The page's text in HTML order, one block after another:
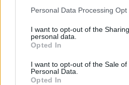
Please note that this website/app
not limited to your visit or usage
grant or deny consent to Google
use your data for below specified
consent section.
Personal Data Processing Opt
I want to opt-out of the
personal data.
Opted In
I want to opt-out of the Sale of
Personal Data.
Opted In
az EB-n való szereplés olyan
dolog az életemben. Ha nem lett
mentem volna az izlandi-magyar
vettem a jegyet, de végül le
aznapra esik a fellépésünk.